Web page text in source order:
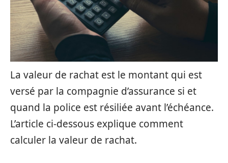
La valeur de rachat est le montant qui est
versé par la compagnie d’assurance si et
quand la police est résiliée avant l’échéance.
L’article ci-dessous explique comment
calculer la valeur de rachat.